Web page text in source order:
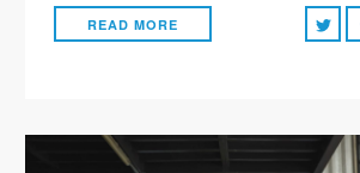
READ MORE